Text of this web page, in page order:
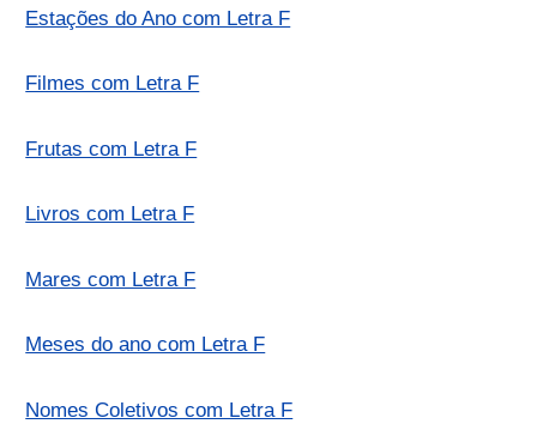
Estações do Ano com Letra F
Filmes com Letra F
Frutas com Letra F
Livros com Letra F
Mares com Letra F
Meses do ano com Letra F
Nomes Coletivos com Letra F